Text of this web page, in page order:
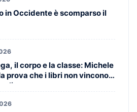
in Occidente è scomparso il
il corpo e la classe: Michele
prova che i libri non vincono
soli